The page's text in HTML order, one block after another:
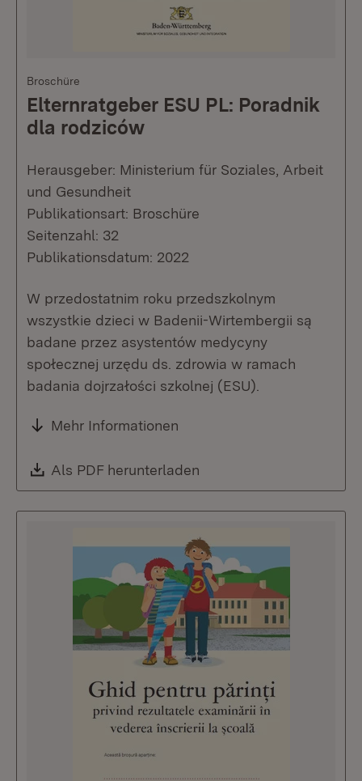
Broschüre
Elternratgeber ESU PL: Poradnik
dla rodziców
Herausgeber: Ministerium für Soziales, Arbeit
und Gesundheit
Publikationsart: Broschüre
Seitenzahl: 32
Publikationsdatum: 2022
W przedostatnim roku przedszkolnym
wszystkie dzieci w Badenii-Wirtembergii są
badane przez asystentów medycyny
społecznej urzędu ds. zdrowia w ramach
badania dojrzałości szkolnej (ESU).
Mehr Informationen
Download:
Als PDF herunterladen